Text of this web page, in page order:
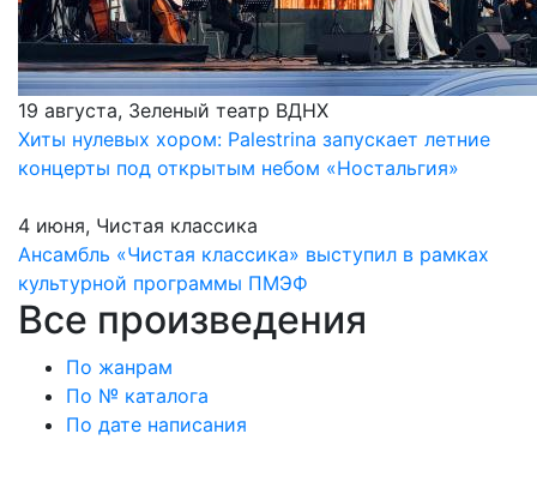
19 августа, Зеленый театр ВДНХ
Хиты нулевых хором: Palestrina запускает летние
концерты под открытым небом «Ностальгия»
4 июня, Чистая классика
Ансамбль «Чистая классика» выступил в рамках
культурной программы ПМЭФ
Все произведения
По жанрам
По № каталога
По дате написания